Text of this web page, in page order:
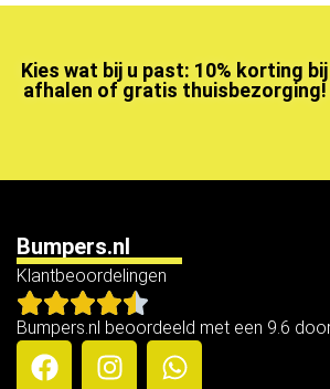
Kies wat bij u past: 10% korting bij
afhalen of gratis thuisbezorging!
Bumpers.nl
Klantbeoordelingen
Bumpers.nl beoordeeld met een 9.6